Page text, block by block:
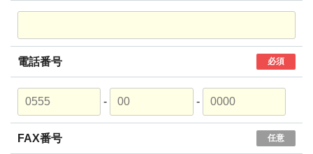
電話番号 必須
- -
FAX番号 任意